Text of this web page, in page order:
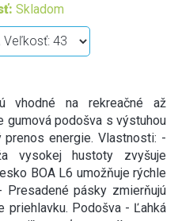
Skladom
vhodné na rekreačné až
gumová podošva s výstuhou
prenos energie. Vlastnosti: -
vysokej hustoty zvyšuje
BOA L6 umožňuje rýchle
pásky zmierňujú
priehlavku. Podošva - Ľahká